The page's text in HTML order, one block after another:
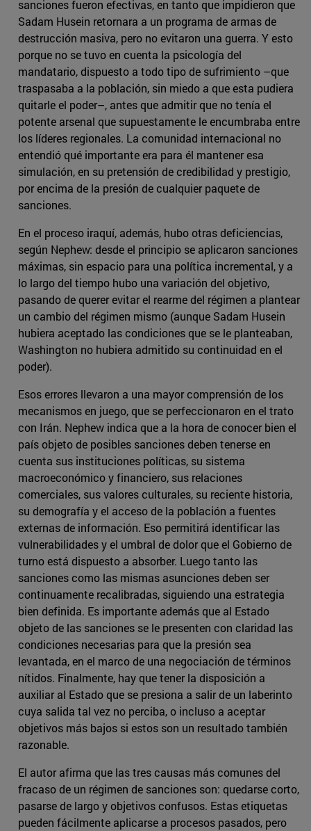
sanciones fueron efectivas, en tanto que impidieron que
Sadam Husein retornara a un programa de armas de
destrucción masiva, pero no evitaron una guerra. Y esto
porque no se tuvo en cuenta la psicología del
mandatario, dispuesto a todo tipo de sufrimiento –que
traspasaba a la población, sin miedo a que esta pudiera
quitarle el poder–, antes que admitir que no tenía el
potente arsenal que supuestamente le encumbraba entre
los líderes regionales. La comunidad internacional no
entendió qué importante era para él mantener esa
simulación, en su pretensión de credibilidad y prestigio,
por encima de la presión de cualquier paquete de
sanciones.
En el proceso iraquí, además, hubo otras deficiencias,
según Nephew: desde el principio se aplicaron sanciones
máximas, sin espacio para una política incremental, y a
lo largo del tiempo hubo una variación del objetivo,
pasando de querer evitar el rearme del régimen a plantear
un cambio del régimen mismo (aunque Sadam Husein
hubiera aceptado las condiciones que se le planteaban,
Washington no hubiera admitido su continuidad en el
poder).
Esos errores llevaron a una mayor comprensión de los
mecanismos en juego, que se perfeccionaron en el trato
con Irán. Nephew indica que a la hora de conocer bien el
país objeto de posibles sanciones deben tenerse en
cuenta sus instituciones políticas, su sistema
macroeconómico y financiero, sus relaciones
comerciales, sus valores culturales, su reciente historia,
su demografía y el acceso de la población a fuentes
externas de información. Eso permitirá identificar las
vulnerabilidades y el umbral de dolor que el Gobierno de
turno está dispuesto a absorber. Luego tanto las
sanciones como las mismas asunciones deben ser
continuamente recalibradas, siguiendo una estrategia
bien definida. Es importante además que al Estado
objeto de las sanciones se le presenten con claridad las
condiciones necesarias para que la presión sea
levantada, en el marco de una negociación de términos
nítidos. Finalmente, hay que tener la disposición a
auxiliar al Estado que se presiona a salir de un laberinto
cuya salida tal vez no perciba, o incluso a aceptar
objetivos más bajos si estos son un resultado también
razonable.
El autor afirma que las tres causas más comunes del
fracaso de un régimen de sanciones son: quedarse corto,
pasarse de largo y objetivos confusos. Estas etiquetas
pueden fácilmente aplicarse a procesos pasados, pero